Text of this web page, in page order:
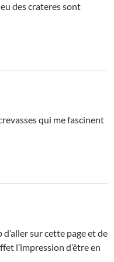
des crateres sont
qui me fascinent
sur cette page et de
l’impression d’être en